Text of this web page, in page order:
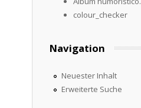
colour_checker
Navigation
Neuester Inhalt
Erweiterte Suche